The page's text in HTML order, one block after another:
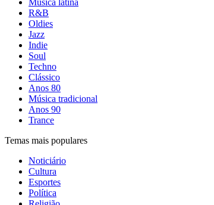
Música latina
R&B
Oldies
Jazz
Indie
Soul
Techno
Clássico
Anos 80
Música tradicional
Anos 90
Trance
Temas mais populares
Noticiário
Cultura
Esportes
Política